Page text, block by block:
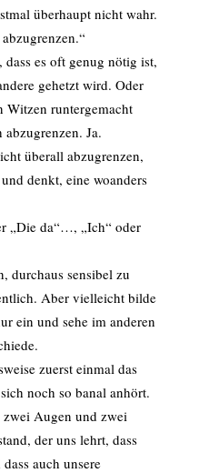
überhaupt nicht wahr.
es oft genug nötig ist,
gehetzt wird. Oder
Witzen runtergemacht
Ja.
überall abzugrenzen,
denkt, eine woanders
„Die da“…, „Ich“ oder
durchaus sensibel zu
Aber vielleicht bilde
ein und sehe im anderen
zuerst einmal das
noch so banal anhört.
zwei Augen und zwei
der uns lehrt, dass
auch unsere